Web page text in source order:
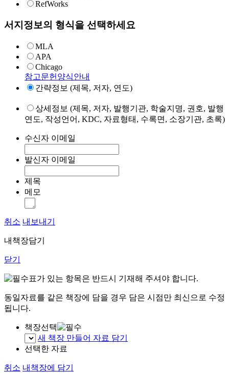
RefWorks
서지정보의 형식을 선택하세요
MLA
APA
Chicago
참고문헌양식안내
간략정보 (제목, 저자, 연도)
상세정보 (제목, 저자, 발행기관, 학술지명, 권호, 발행
연도, 작성언어, KDC, 자료형태, 수록면, 소장기관, 초록)
수신자 이메일
발신자 이메일
제목
메모
취소 내보내기
내책장담기
닫기
표가 있는 항목은 반드시 기재해 주셔야 합니다.
동일자료를 같은 책장에 담을 경우 담은 시점만 최신으로 수정
됩니다.
책장선택
새 책장 만들어 자료 담기
선택한 자료
취소 내책장에 담기